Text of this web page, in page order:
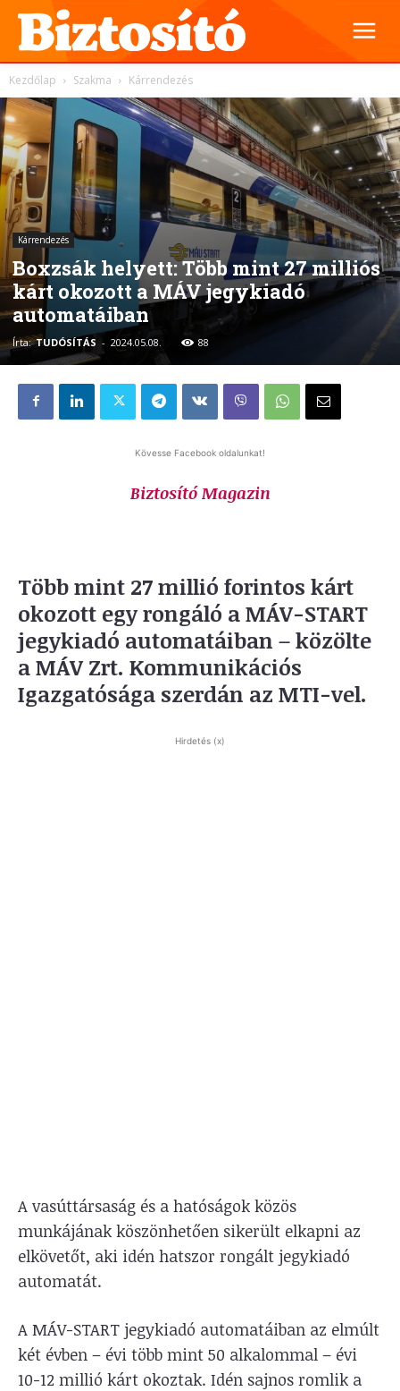
Kezdőlap Szakma Kárrendezés
Kárrendezés
Boxzsák helyett: Több mint 27 milliós
kárt okozott a MÁV jegykiadó
automatáiban
Írta: TUDÓSÍTÁS - 2024.05.08. 88
Kövesse Facebook oldalunkat!
Biztosító Magazin
Több mint 27 millió forintos kárt
okozott egy rongáló a MÁV-START
jegykiadó automatáiban – közölte
a MÁV Zrt. Kommunikációs
Igazgatósága szerdán az MTI-vel.
Hirdetés (x)
A vasúttársaság és a hatóságok közös
munkájának köszönhetően sikerült elkapni az
elkövetőt, aki idén hatszor rongált jegykiadó
automatát.
A MÁV-START jegykiadó automatáiban az elmúlt
két évben – évi több mint 50 alkalommal – évi
10-12 millió kárt okoztak. Idén sajnos romlik a